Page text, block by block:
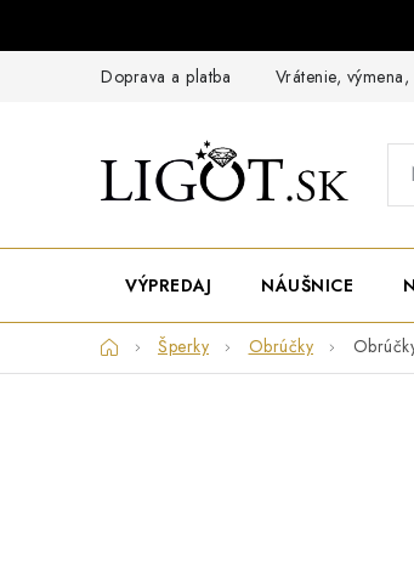
Doprava a platba Vrátenie,
VÝPREDAJ NÁUŠNICE
DomovŠperky Obrúčky